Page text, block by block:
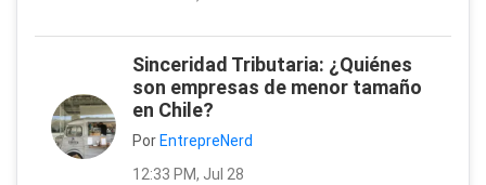
Sinceridad Tributaria: ¿Quiénes
son empresas de menor tamaño
en Chile?
Por EntrepreNerd
12:33 PM, Jul 28